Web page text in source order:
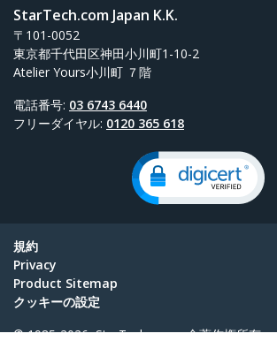
StarTech.com Japan K.K.
〒101-0052
東京都千代田区神田小川町1-10-2
Atelier Yours小川町 ７階
電話番号: 03 6743 6440
フリーダイヤル: 0120 365 618
規約
Privacy
Product Sitemap
クッキーの設定
© 1985-2026, StarTech.com - 全著作権所有。